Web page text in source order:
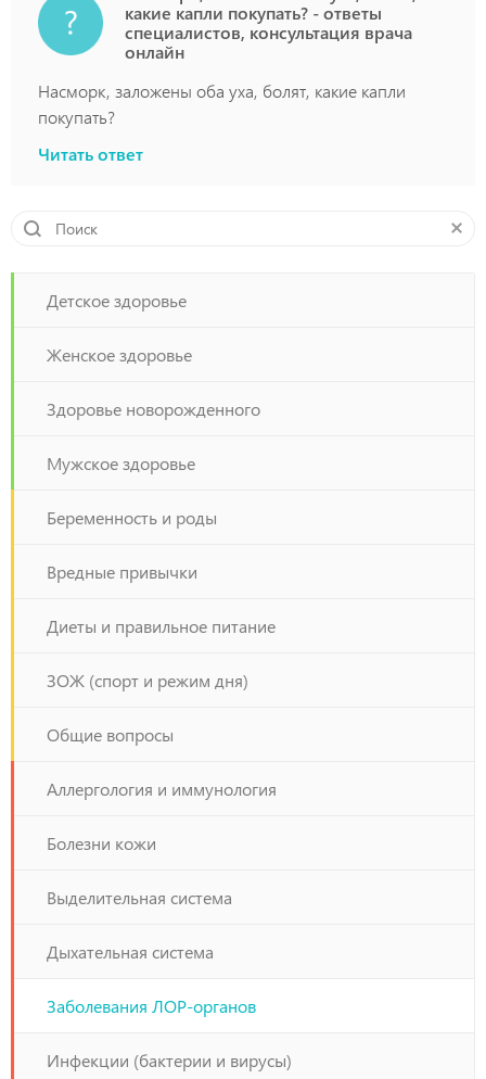
какие капли покупать? - ответы
специалистов, консультация врача
онлайн
Насморк, заложены оба уха, болят, какие капли
покупать?
Читать ответ
Детское здоровье
Женское здоровье
Здоровье новорожденного
Мужское здоровье
Беременность и роды
Вредные привычки
Диеты и правильное питание
ЗОЖ (спорт и режим дня)
Общие вопросы
Аллергология и иммунология
Болезни кожи
Выделительная система
Дыхательная система
Заболевания ЛОР-органов
Инфекции (бактерии и вирусы)